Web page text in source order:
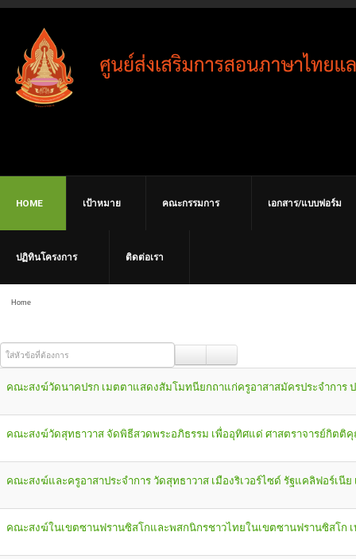
HOME เป้าหมาย คณะกรรมการ เอกสาร/แบบฟอร์ม
ปฏิทินโครงการ ติดต่อเรา
Home
ใส่หัวข้อที่ต้องการ
คณะสงฆ์วัดนาคปรก เมตตาแสดงสัมโมทนียกถาแก่ครูอาสาสมัครประจำการ ป
คณะสงฆ์วัดสุทธาวาส จัดพิธีสวดพระอภิธรรม เพื่ออุทิศแด่ ศาสตราจารย์กิตติ
คณะสงฆ์และครูอาสาประจำการ วัดสุทธาวาส เมืองริเวอร์ไซด์ รัฐแคลิฟอร์เนีย
คณะสงฆ์ในเขตซานฟรานซิสโกและพสกนิกรชาวไทยในเขตซานฟรานซิสโก